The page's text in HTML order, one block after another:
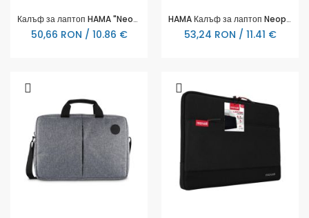
Калъф за лаптоп HAMA "Neoprene", До 11.6", Черен, 216502
50,66 RON / 10.86 €
HAMA Калъф за лаптоп Neoprene, До 36 cm - 40 cm (14.1" - 15.6")
53,24 RON / 11.41 €